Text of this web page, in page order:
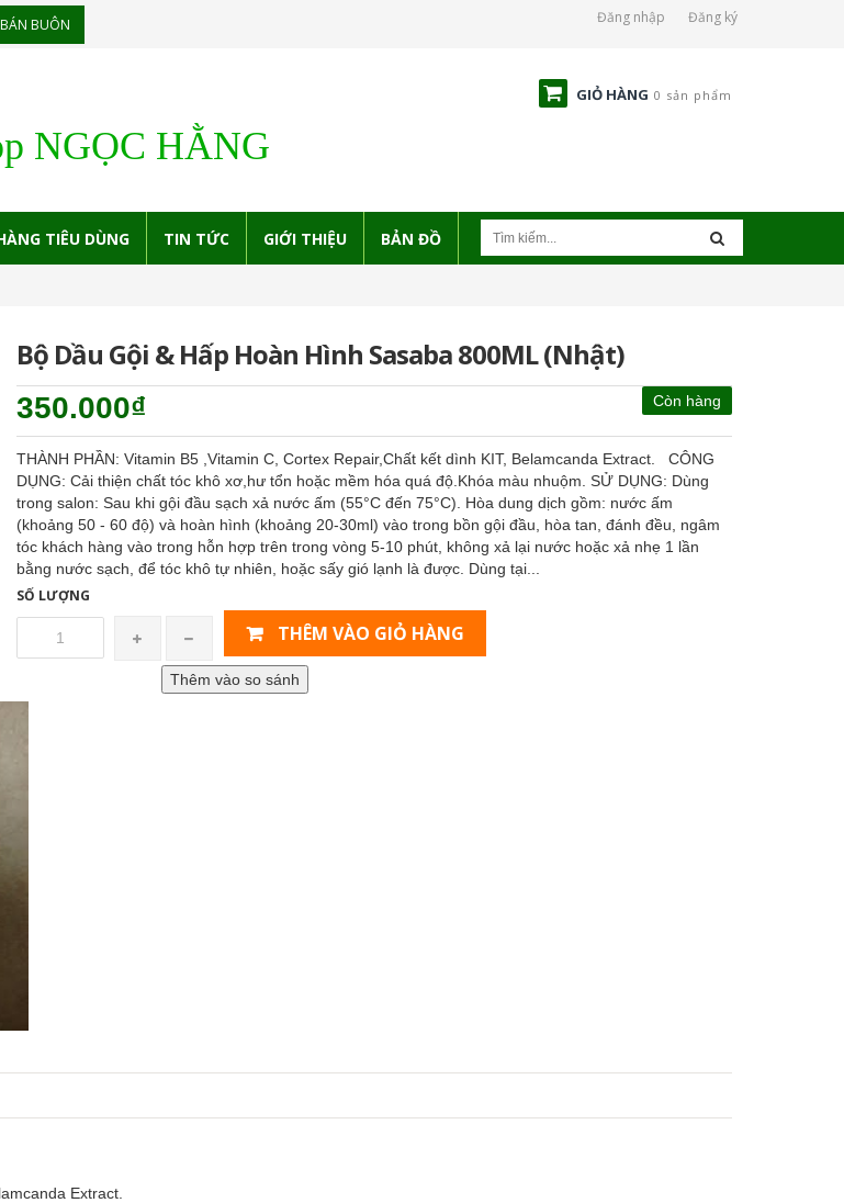
BÁN BUÔN Đăng nhập Đăng ký
NGỌC HẰNG
GIỎ HÀNG 0 sản phẩm
TIÊU DÙNG TIN TỨC GIỚI THIỆU BẢN ĐỒ
Bộ Dầu Gội & Hấp Hoàn Hình Sasaba 800ML (Nhật)
Còn hàng
350.000₫
THÀNH PHẦN: Vitamin B5 ,Vitamin C, Cortex Repair,Chất kết dình KIT, Belamcanda Extract. CÔNG
DỤNG: Cải thiện chất tóc khô xơ,hư tổn hoặc mềm hóa quá độ.Khóa màu nhuộm. SỬ DỤNG: Dùng
trong salon: Sau khi gội đầu sạch xả nước ấm (55°C đến 75°C). Hòa dung dịch gồm: nước ấm
(khoảng 50 - 60 độ) và hoàn hình (khoảng 20-30ml) vào trong bồn gội đầu, hòa tan, đánh đều, ngâm
tóc khách hàng vào trong hỗn hợp trên trong vòng 5-10 phút, không xả lại nước hoặc xả nhẹ 1 lần
bằng nước sạch, để tóc khô tự nhiên, hoặc sấy gió lạnh là được. Dùng tại...
SỐ LƯỢNG
THÊM VÀO GIỎ HÀNG
Extract.